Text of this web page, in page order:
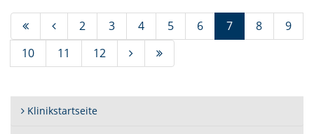
2 3 4 5 6 7(Standort)
8
9
10
11 12
Klinikstartseite